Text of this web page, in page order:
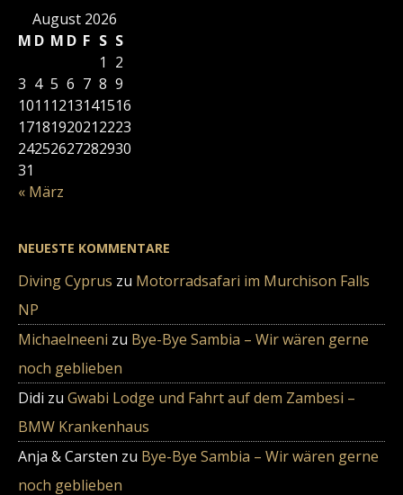
August 2026
M D M D F S S
« März
1 2
3 4 5 6 7 8 9
1011 1213141516
17181920212223
24252627282930
31
NEUESTE KOMMENTARE
Diving Cyprus zu Motorradsafari im Murchison Falls
NP
Michaelneeni zu Bye-Bye Sambia – Wir wären gerne
noch geblieben
Didi zu Gwabi Lodge und Fahrt auf dem Zambesi –
BMW Krankenhaus
Anja & Carsten zu Bye-Bye Sambia – Wir wären gerne
noch geblieben